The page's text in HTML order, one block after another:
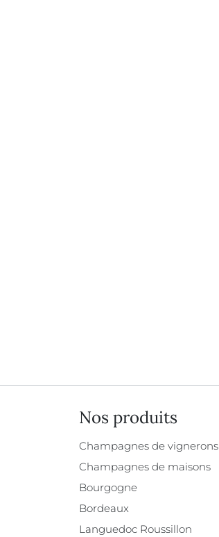
Nos produits
Champagnes de vignerons
Champagnes de maisons
Bourgogne
Bordeaux
Languedoc Roussillon